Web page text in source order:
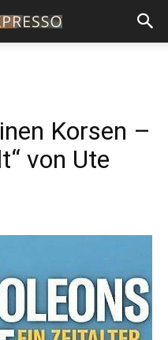
Korsen –
von Ute